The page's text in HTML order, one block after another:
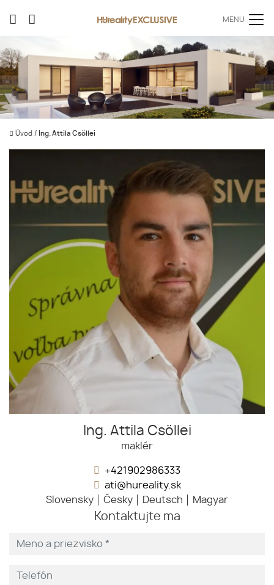
MENU
Úvod / Ing. Attila Csöllei
Ing. Attila Csöllei
maklér
+421902986333
ati@hureality.sk
Slovensky
Česky Deutsch Magyar
Kontaktujte ma